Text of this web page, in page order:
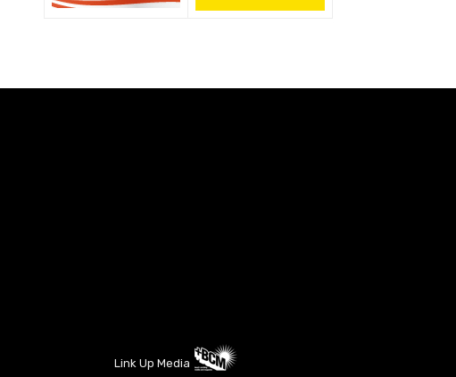
Link Up Media